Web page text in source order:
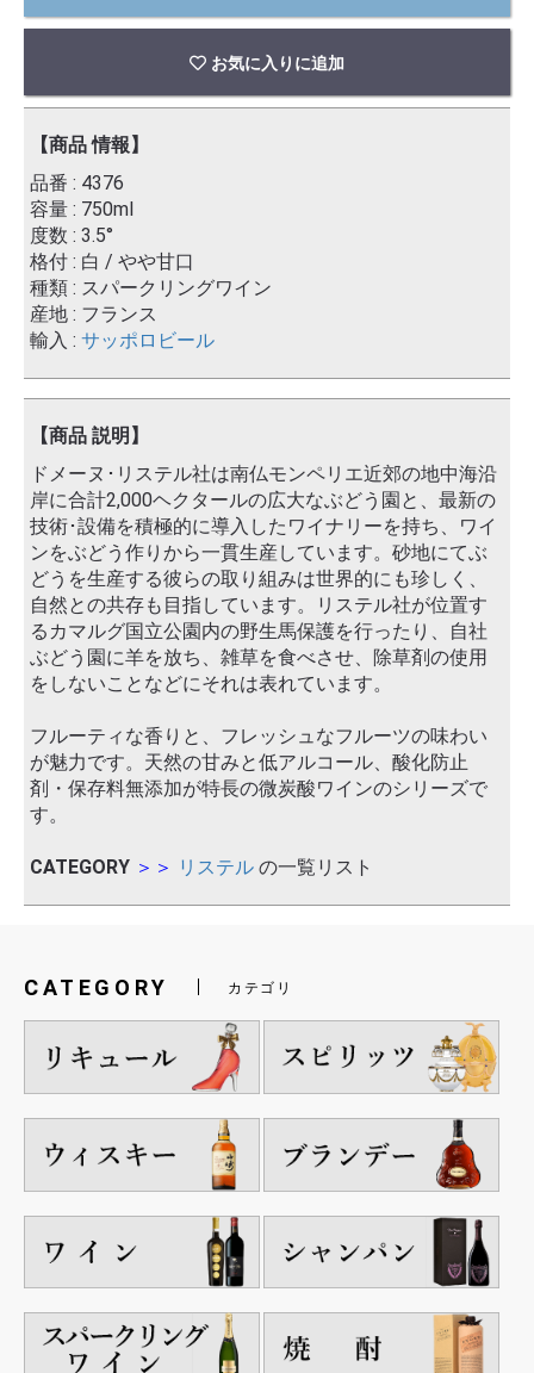
お気に入りに追加
【商品 情報】
品番 : 4376
容量 : 750ml
度数 : 3.5°
格付 : 白 / やや甘口
種類 : スパークリングワイン
産地 : フランス
輸入 : サッポロビール
【商品 説明】
ドメーヌ･リステル社は南仏モンペリエ近郊の地中海沿
岸に合計2,000ヘクタールの広大なぶどう園と、最新の
技術･設備を積極的に導入したワイナリーを持ち、ワイ
ンをぶどう作りから一貫生産しています。砂地にてぶ
どうを生産する彼らの取り組みは世界的にも珍しく、
自然との共存も目指しています。リステル社が位置す
るカマルグ国立公園内の野生馬保護を行ったり、自社
ぶどう園に羊を放ち、雑草を食べさせ、除草剤の使用
をしないことなどにそれは表れています。
フルーティな香りと、フレッシュなフルーツの味わい
が魅力です。天然の甘みと低アルコール、酸化防止
剤・保存料無添加が特長の微炭酸ワインのシリーズで
す。
CATEGORY ＞＞ リステル の一覧リスト
CATEGORY カテゴリ